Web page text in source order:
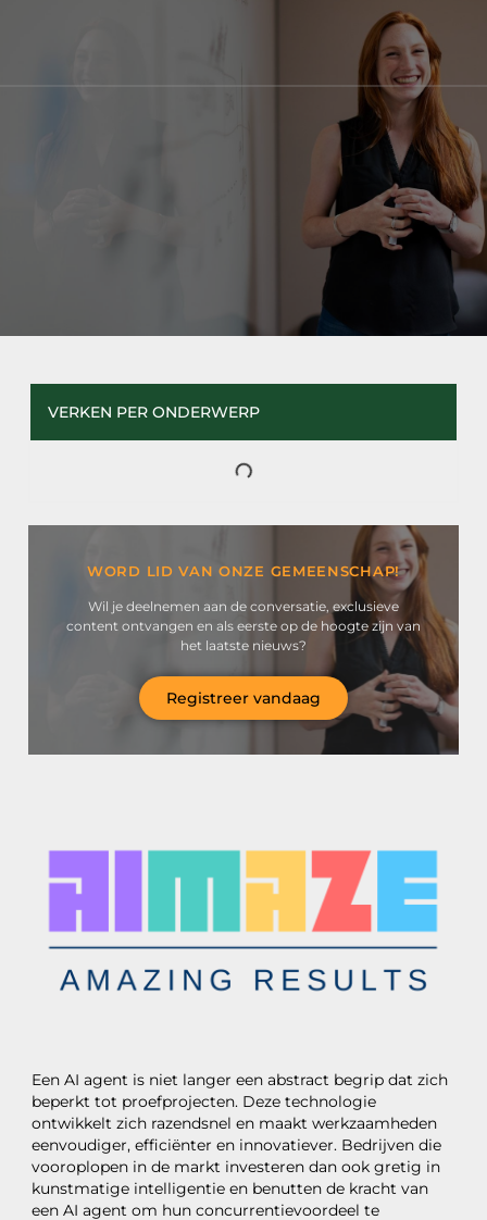
Een AI agent is niet langer een abstract begrip dat zich
beperkt tot proefprojecten. Deze technologie
ontwikkelt zich razendsnel en maakt werkzaamheden
eenvoudiger, efficiënter en innovatiever. Bedrijven die
vooroplopen in de markt investeren dan ook gretig in
kunstmatige intelligentie en benutten de kracht van
een AI agent om hun concurrentievoordeel te
VERKEN PER ONDERWERP
WORD LID VAN ONZE GEMEENSCHAP!
Wil je deelnemen aan de conversatie, exclusieve
content ontvangen en als eerste op de hoogte zijn van
het laatste nieuws?
Registreer vandaag